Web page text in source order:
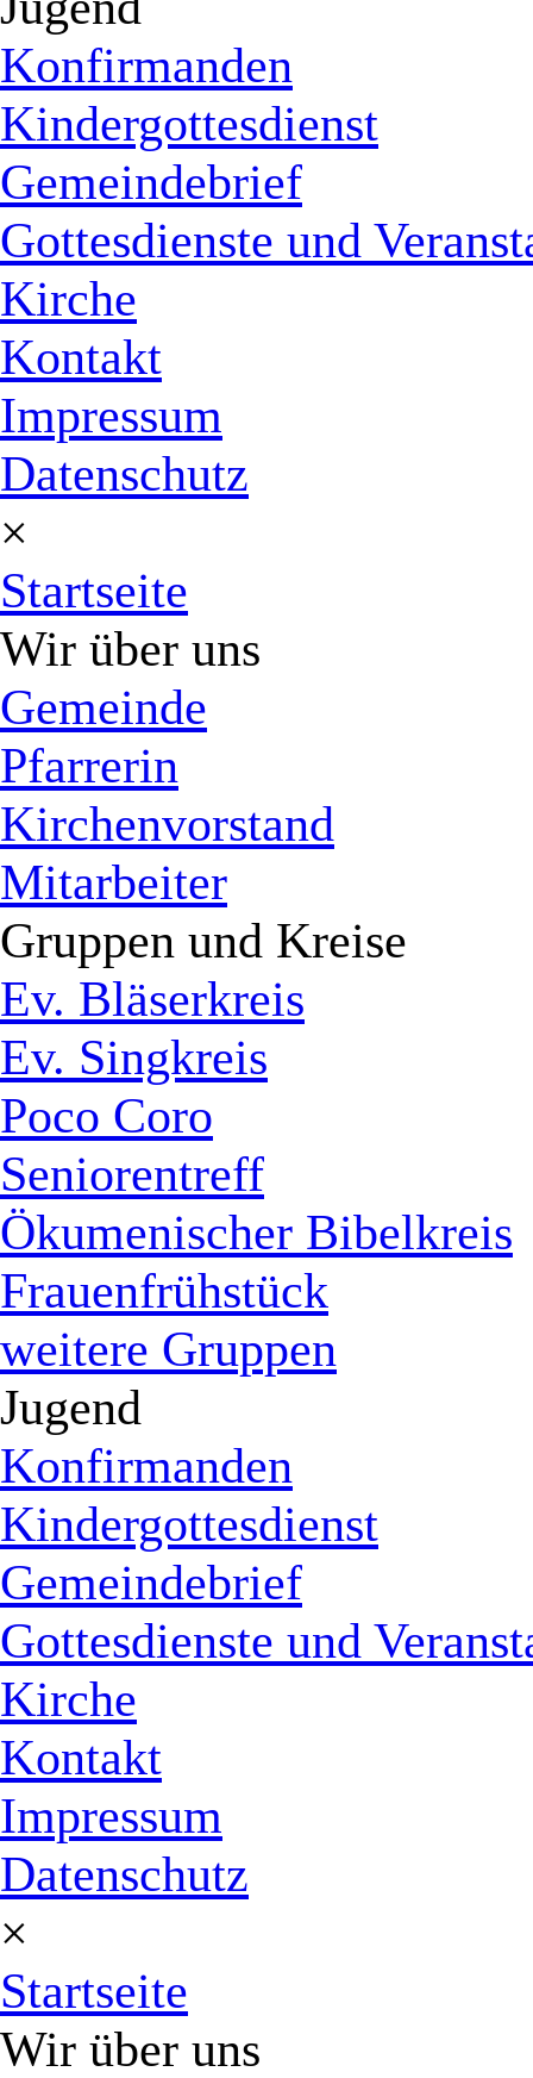
Konfirmanden
Kindergottesdienst
Gemeindebrief
Gottesdienste und
Kirche
Kontakt
Impressum
Datenschutz
×
Startseite
Wir über uns
Gemeinde
Pfarrerin
Kirchenvorstand
Mitarbeiter
Gruppen und Kreise
Ev. Bläserkreis
Ev. Singkreis
Poco Coro
Seniorentreff
Ökumenischer Bibelkreis
Frauenfrühstück
weitere Gruppen
Jugend
Konfirmanden
Kindergottesdienst
Gemeindebrief
Gottesdienste und
Kirche
Kontakt
Impressum
Datenschutz
×
Startseite
Wir über uns